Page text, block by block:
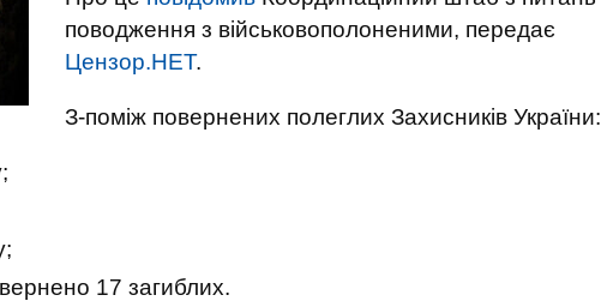
поводження з військовополоненими, передає
Цензор.НЕТ.
З-поміж повернених полеглих Захисників України:
17 загиблих.